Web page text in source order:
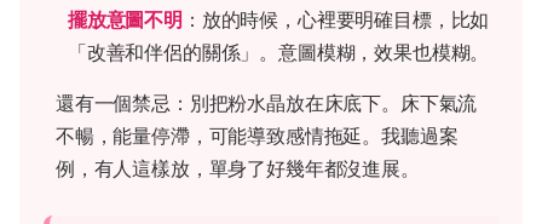
擺放意圖不明 ：放的時候，心裡要明確目標，比如
「改善和伴侶的關係」。意圖模糊，效果也模糊。
還有一個禁忌：別把粉水晶放在床底下。床下氣流
不暢，能量停滯，可能導致感情拖延。我聽過案
例，有人這樣放，單身了好幾年都沒進展。